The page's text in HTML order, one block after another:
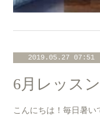
2019.05.27 07:51
こんにちは！毎日暑